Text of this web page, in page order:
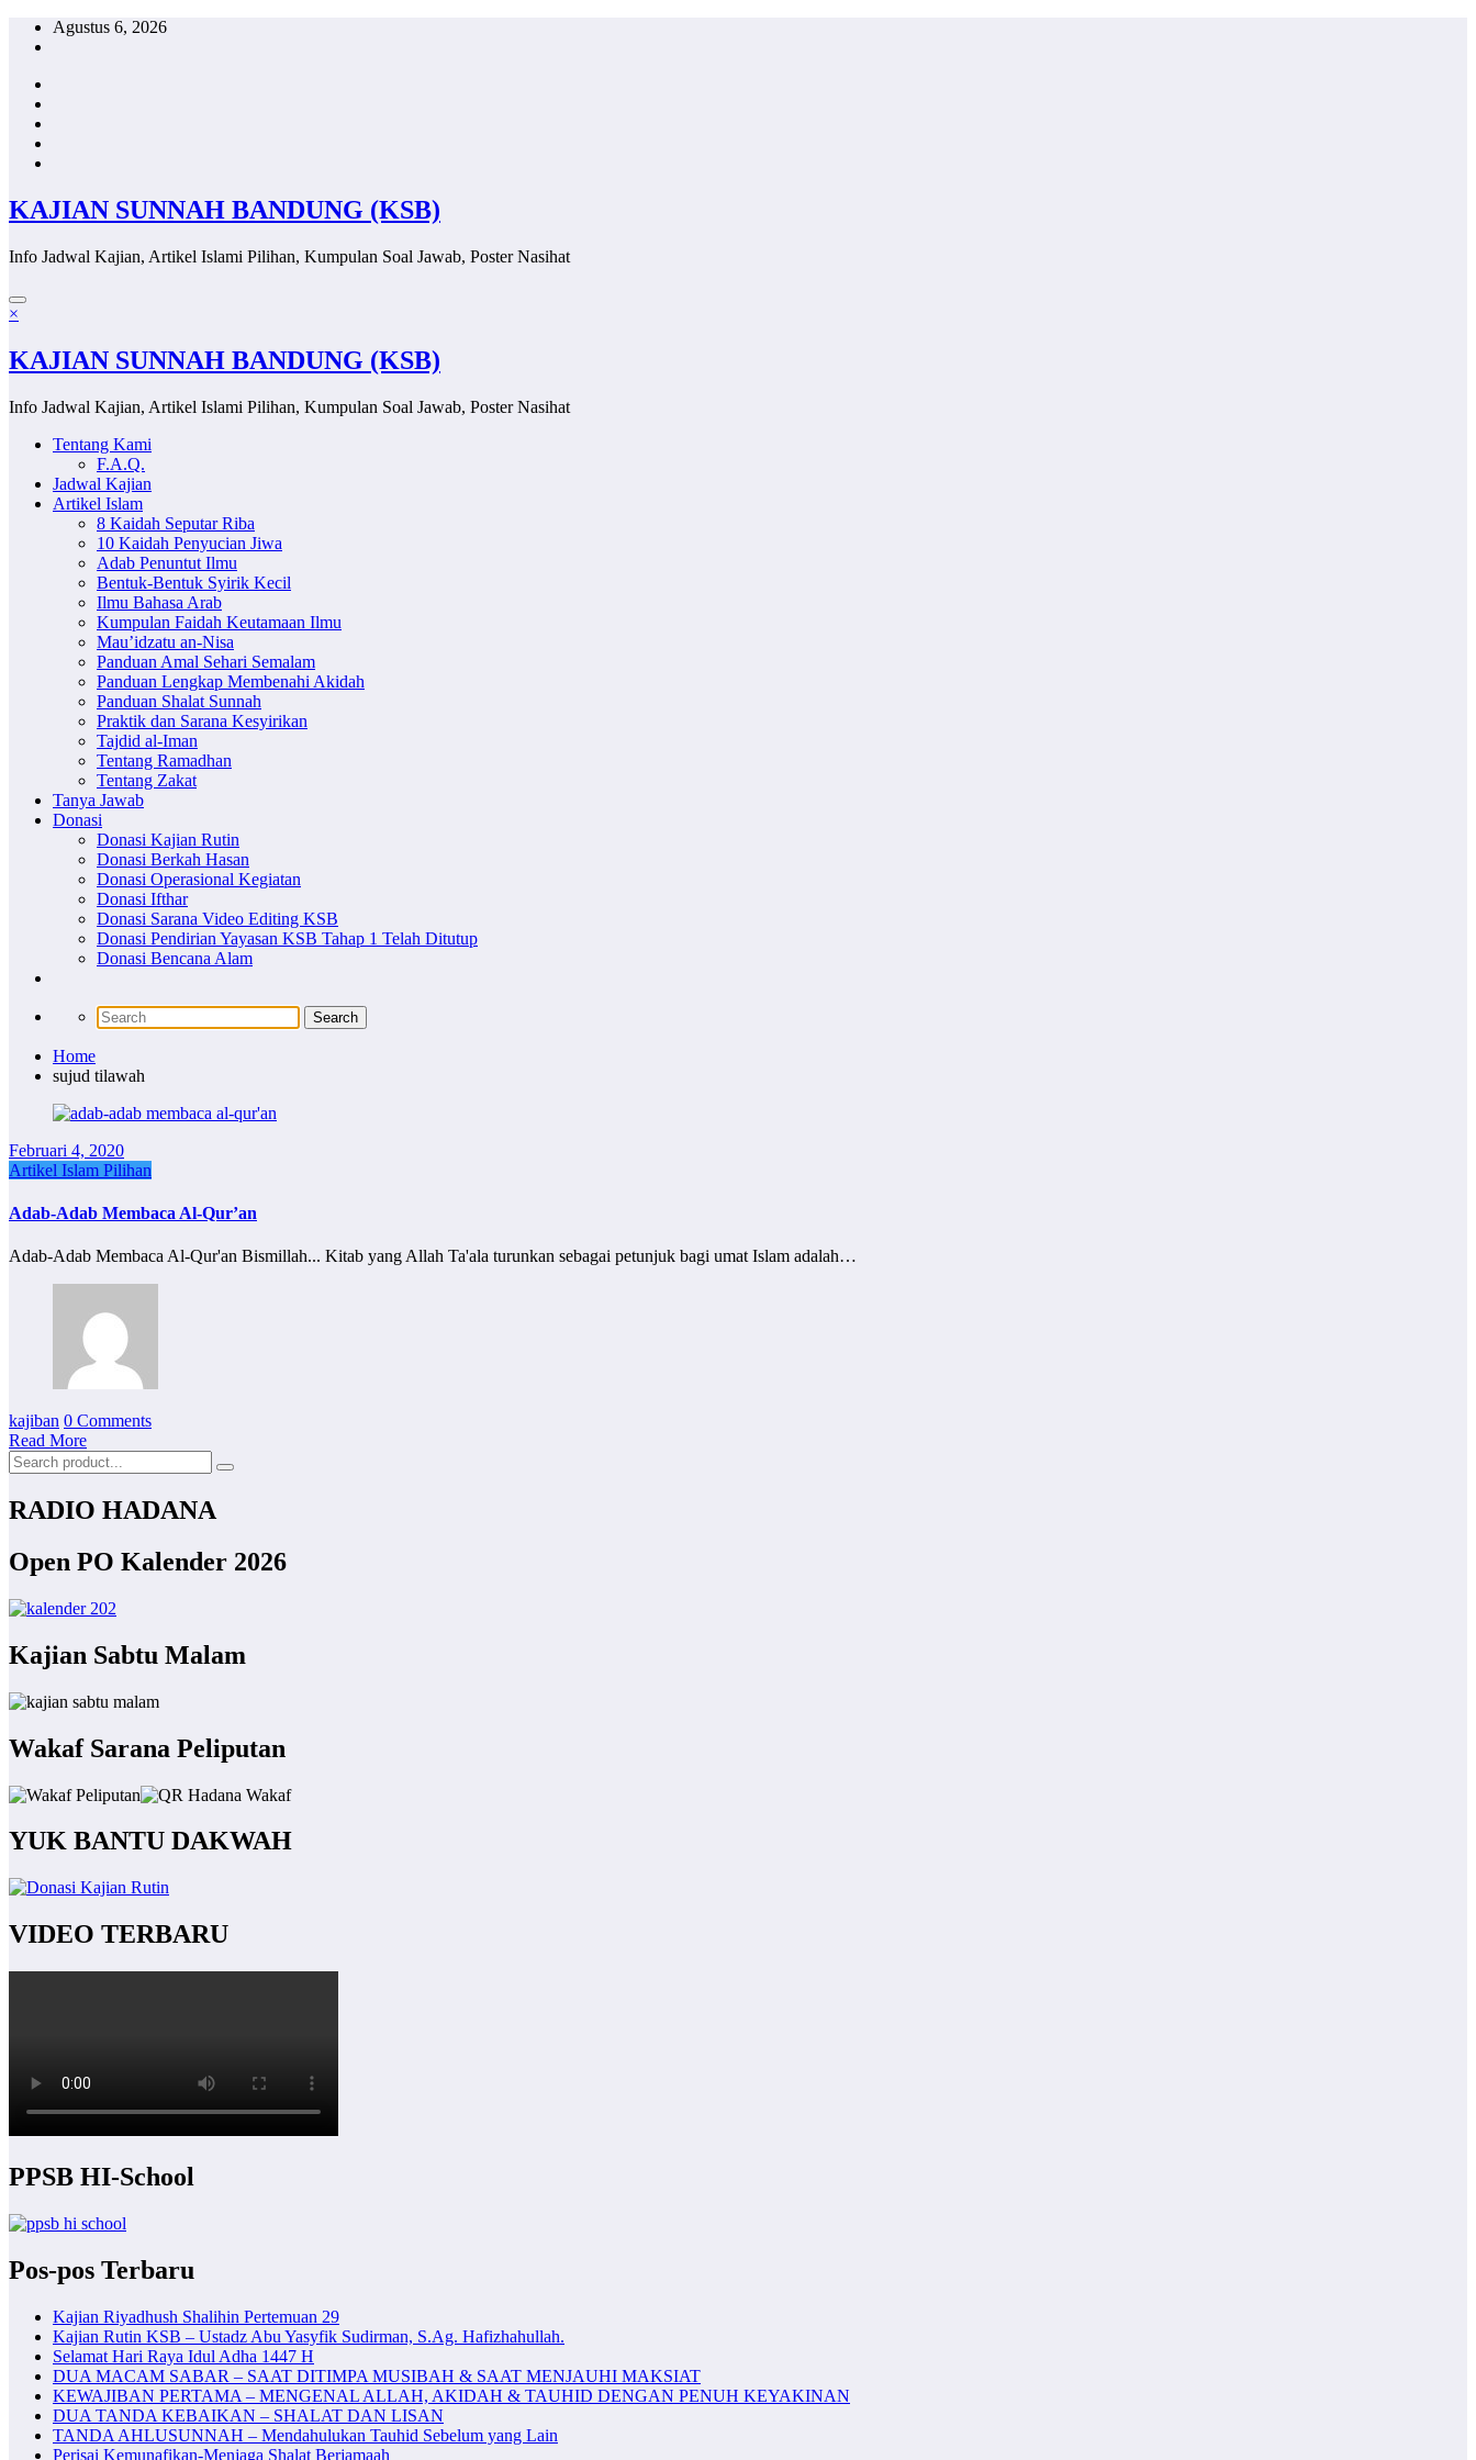
Skip
Agustus 6, 2026
KAJIAN SUNNAH BANDUNG (KSB)
Info Jadwal Kajian, Artikel Islami Pilihan, Kumpulan Soal Jawab, Poster Nasihat
×
KAJIAN SUNNAH BANDUNG (KSB)
Info Jadwal Kajian, Artikel Islami Pilihan, Kumpulan Soal Jawab, Poster Nasihat
Tentang Kami
F.A.Q.
Jadwal Kajian
Artikel Islam
8 Kaidah Seputar Riba
10 Kaidah Penyucian Jiwa
Adab Penuntut Ilmu
Bentuk-Bentuk Syirik Kecil
Ilmu Bahasa Arab
Kumpulan Faidah Keutamaan Ilmu
Mau’idzatu an-Nisa
Panduan Amal Sehari Semalam
Panduan Lengkap Membenahi Akidah
Panduan Shalat Sunnah
Praktik dan Sarana Kesyirikan
Tajdid al-Iman
Tentang Ramadhan
Tentang Zakat
Tanya Jawab
Donasi
Donasi Kajian Rutin
Donasi Berkah Hasan
Donasi Operasional Kegiatan
Donasi Ifthar
Donasi Sarana Video Editing KSB
Donasi Pendirian Yayasan KSB Tahap 1 Telah Ditutup
Donasi Bencana Alam
Home
sujud tilawah
Februari 4, 2020
Artikel Islam Pilihan
Adab-Adab Membaca Al-Qur’an
Adab-Adab Membaca Al-Qur'an Bismillah... Kitab yang Allah Ta'ala turunkan sebagai petunjuk bagi umat Islam adalah…
kajiban 0 Comments
Read More
RADIO HADANA
Open PO Kalender 2026
Kajian Sabtu Malam
Wakaf Sarana Peliputan
YUK BANTU DAKWAH
VIDEO TERBARU
PPSB HI-School
Pos-pos Terbaru
Kajian Riyadhush Shalihin Pertemuan 29
Kajian Rutin KSB – Ustadz Abu Yasyfik Sudirman, S.Ag. Hafizhahullah.
Selamat Hari Raya Idul Adha 1447 H
DUA MACAM SABAR – SAAT DITIMPA MUSIBAH & SAAT MENJAUHI MAKSIAT
KEWAJIBAN PERTAMA – MENGENAL ALLAH, AKIDAH & TAUHID DENGAN PENUH KEYAKINAN
DUA TANDA KEBAIKAN – SHALAT DAN LISAN
TANDA AHLUSUNNAH – Mendahulukan Tauhid Sebelum yang Lain
Perisai Kemunafikan-Menjaga Shalat Berjamaah